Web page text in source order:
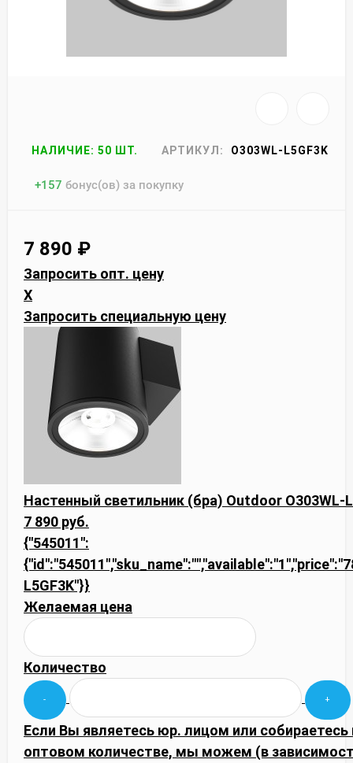
НАЛИЧИЕ: 50 ШТ. АРТИКУЛ: O303WL-L5GF3K
+157 бонус(ов) за покупку
7 890 ₽
Запросить опт. цену
X
Запросить специальную цену
Настенный светильник (бра) Outdoor O303WL-
7 890 руб.
{"545011":
L5GF3K"}}
Желаемая цена
Количество
Если Вы являетесь юр. лицом или собираетесь
оптовом количестве, мы можем (в